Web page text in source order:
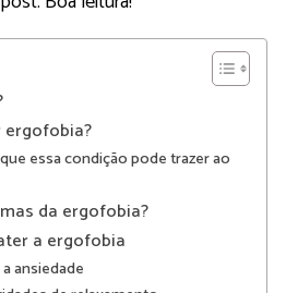
ergofobia?
essa condição pode trazer ao
da ergofobia?
a ergofobia
ansiedade